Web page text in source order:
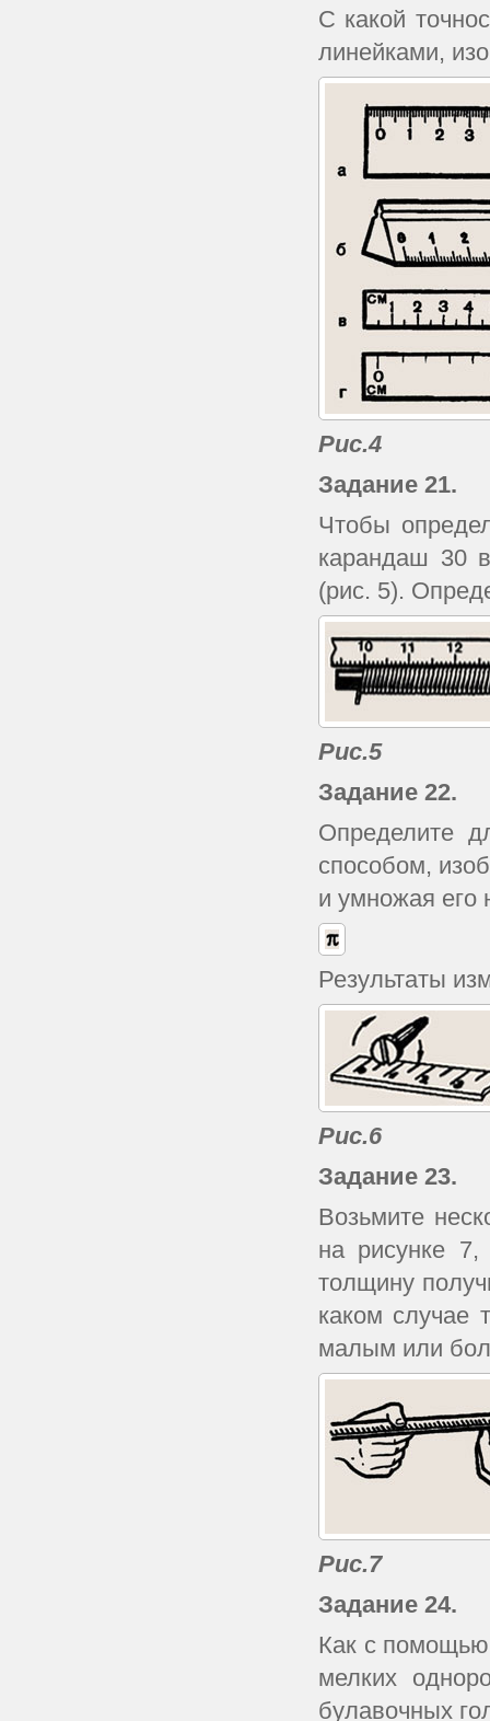
С какой
линейками,
Рис.4
Задание 21.
Чтобы
карандаш 30
(рис. 5).
Рис.5
Задание 22.
Определите
способом,
и умножая его
Результаты
Рис.6
Задание 23.
Возьмите
на рисунке
толщину
каком случае
малым или
Рис.7
Задание 24.
Как с помощью
мелких
булавочных